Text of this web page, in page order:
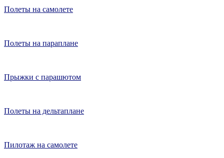
Полеты на самолете
Полеты на параплане
Прыжки с парашютом
Полеты на дельтаплане
Пилотаж на самолете